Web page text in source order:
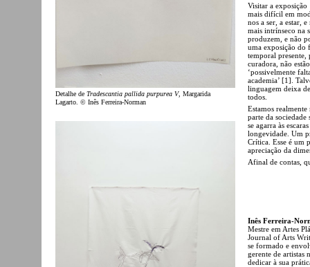
Detalhe de Tradescantia pallida purpurea V, Margarida
Lagarto. © Inês Ferreira-Norman
Visitar a exposição
mais difícil em
nos a ser, a estar,
mais intrínseco na
produzem, e não
uma exposição do
temporal presente,
curadora, não
‘possivelmente
academia’ [1].
linguagem deixa
todos.
Estamos
parte da
se agarra às
longevidade. Um
Crítica. Esse é um
apreciação da
Afinal de contas,
Inês Ferreira-
Mestre em Artes
Journal of Arts
se formado e
gerente de artistas
dedicar à sua